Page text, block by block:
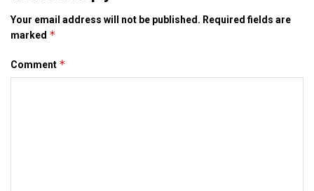
Your email address will not be published. Required fields are
marked *
Comment *